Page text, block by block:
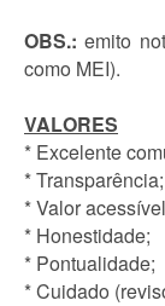
OBS.: emito
como MEI).
VALORES
* Excelente
* Transparência;
* Valor
* Honestidade;
* Pontualidade;
* Cuidado